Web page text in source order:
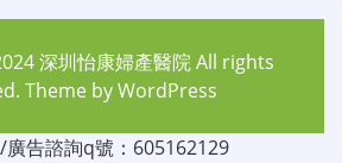
深圳怡康婦產醫院All rights
Theme byWordPress
廣告諮詢q號：605162129